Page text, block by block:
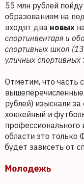
55 млн рублей
образованиям на
входят два новых
спортинвентаря и
спортивных школ
уличных
Отметим, что часть
рублей) изыскали
хоккейный и
профессионального
области это только
будет зависеть от
Молодежь